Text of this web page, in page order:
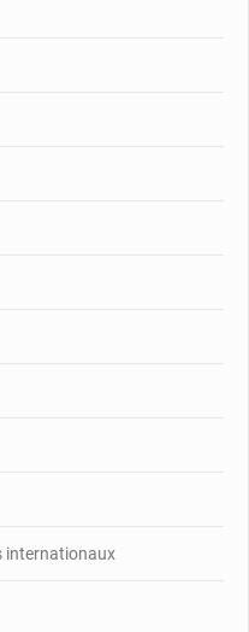
internationaux